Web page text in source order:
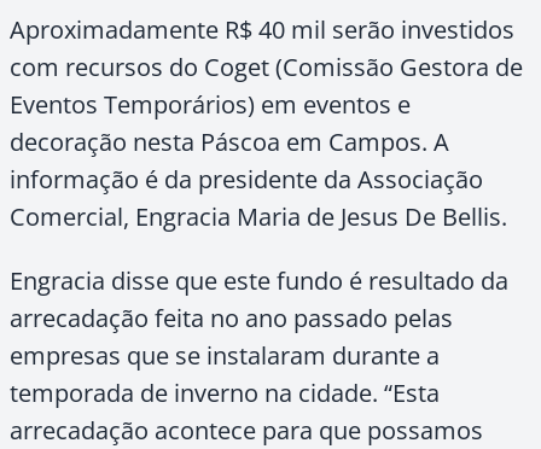
Aproximadamente R$ 40 mil serão investidos
com recursos do Coget (Comissão Gestora de
Eventos Temporários) em eventos e
decoração nesta Páscoa em Campos. A
informação é da presidente da Associação
Comercial, Engracia Maria de Jesus De Bellis.
Engracia disse que este fundo é resultado da
arrecadação feita no ano passado pelas
empresas que se instalaram durante a
temporada de inverno na cidade. “Esta
arrecadação acontece para que possamos